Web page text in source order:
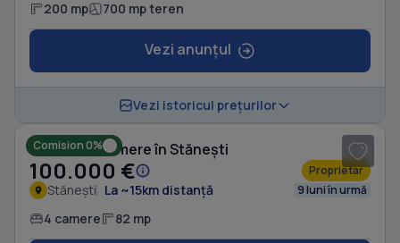
200 mp 700 mp teren
Vezi anunțul
Vezi istoricul prețurilor
Comision 0%
Casă cu 4 camere în Stănești
100.000 € Proprietar
Stănești La ~15km distanță 9 luni în urmă
4 camere 82 mp